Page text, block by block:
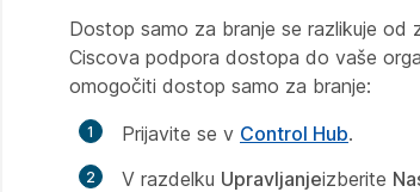
Dostop samo za branje se razlikuje
Ciscova podpora dostopa do vaše
omogočiti dostop samo za branje:
Prijavite se v Control Hub.
V razdelku Upravljanjeizberite